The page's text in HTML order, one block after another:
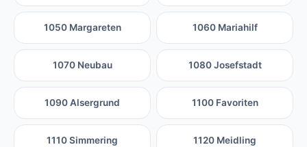
1050 Margareten 1060 Mariahilf
1070 Neubau 1080 Josefstadt
1090 Alsergrund 1100 Favoriten
1110 Simmering 1120 Meidling